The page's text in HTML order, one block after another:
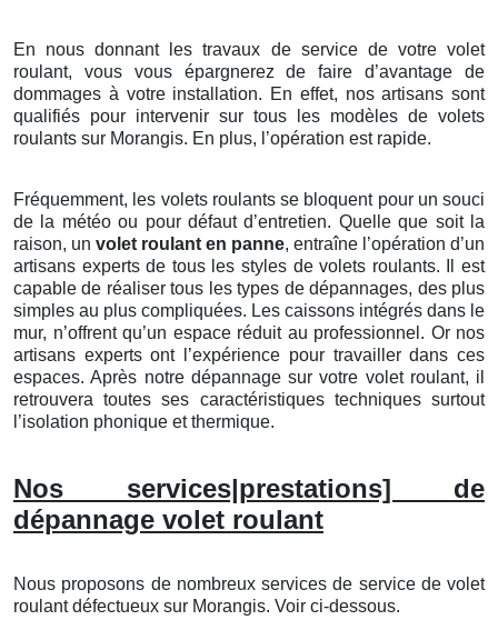
En nous donnant les travaux de service de votre volet
roulant, vous vous épargnerez de faire d’avantage de
dommages à votre installation. En effet, nos artisans sont
qualifiés pour intervenir sur tous les modèles de volets
roulants sur Morangis. En plus, l’opération est rapide.
Fréquemment, les volets roulants se bloquent pour un souci
de la météo ou pour défaut d’entretien. Quelle que soit la
raison, un volet roulant en panne, entraîne l’opération d’un
artisans experts de tous les styles de volets roulants. Il est
capable de réaliser tous les types de dépannages, des plus
simples au plus compliquées. Les caissons intégrés dans le
mur, n’offrent qu’un espace réduit au professionnel. Or nos
artisans experts ont l’expérience pour travailler dans ces
espaces. Après notre dépannage sur votre volet roulant, il
retrouvera toutes ses caractéristiques techniques surtout
l’isolation phonique et thermique.
Nos services|prestations] de
dépannage volet roulant
Nous proposons de nombreux services de service de volet
roulant défectueux sur Morangis. Voir ci-dessous.